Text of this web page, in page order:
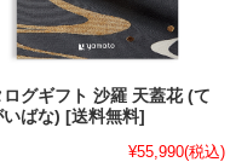
ログギフト 沙羅 天蓋花 (て
いばな) [送料無料]
¥55,990(税込)